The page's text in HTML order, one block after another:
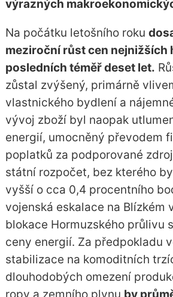
výrazných
Na počátku letošního roku
meziroční růst cen nejnižších
posledních téměř deset let.
zůstal zvýšený, primárně
vlastnického bydlení a
vývoj zboží byl naopak
energií, umocněný převodem
poplatků za podporované
státní rozpočet, bez kterého
vyšší o cca 0,4 procentního
vojenská eskalace na Blízkém
blokace Hormuzského průlivu
ceny energií. Za předpokladu
stabilizace na komoditních
dlouhodobých omezení